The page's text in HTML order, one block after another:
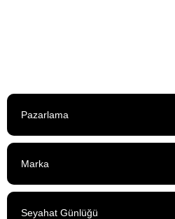
Pazarlama
Marka
Seyahat Günlüğü